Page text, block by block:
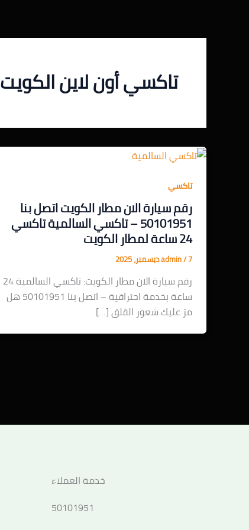
تاكسي أون لاين الكويت
تاكسي
رقم سيارة الان مطار الكويت اتصل بنا
50101951 – تاكسي السالمية تاكسي
24 ساعة لمطار الكويت
admin/7 ديسمبر، 2025
رقم سيارة الان مطار الكويت: تاكسي السالمية 24
ساعة بخدمة احترافية – اتصل بنا 50101951 هل
مرّ عليك شعور القلق […]
خدمة العملاء
50101951